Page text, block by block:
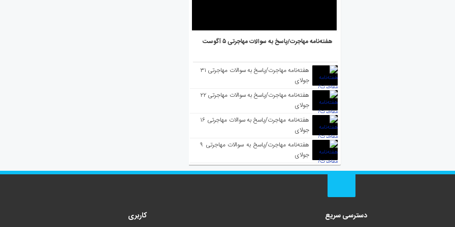
هفته‌نامه مهاجرت/پاسخ به سوالات مهاجرتی ۵ آگوست
هفته‌نامه مهاجرت/پاسخ به سوالات مهاجرتی ۳۱
جولای
هفته‌نامه مهاجرت/پاسخ به سوالات مهاجرتی ۲۲
جولای
هفته‌نامه مهاجرت/پاسخ به سوالات مهاجرتی ۱۶
جولای
هفته‌نامه مهاجرت/پاسخ به سوالات مهاجرتی ۹
جولای
دسترسی سریع کاربری